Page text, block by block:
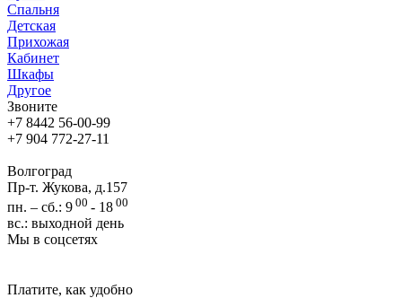
Спальня
Детская
Прихожая
Кабинет
Шкафы
Другое
Звоните
+7 8442 56-00-99
+7 904 772-27-11
Волгоград
Пр-т. Жукова, д.157
пн. – сб.: 9 00 - 18 00
вс.: выходной день
Мы в соцсетях
Платите, как удобно